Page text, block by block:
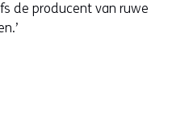
i
de producent van ruwe